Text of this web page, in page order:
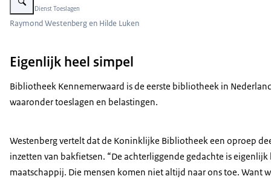
Beeld: © Dienst Toeslagen
Raymond Westenberg en Hilde Luken
Eigenlijk heel simpel
Bibliotheek Kennemerwaard is de eerste bibliotheek in
waaronder toeslagen en belastingen.
Westenberg vertelt dat de Koninklijke Bibliotheek een oproep
inzetten van bakfietsen. “De achterliggende gedachte is
maatschappij. Die mensen komen niet altijd naar ons toe. Want